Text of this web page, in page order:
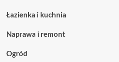
dla
przestrzeni
Łazienka i kuchnia
Naprawa i remont
Ogród